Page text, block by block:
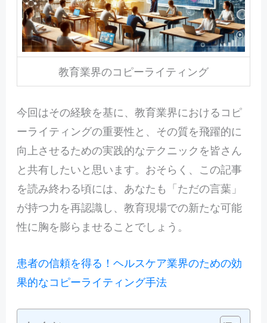
教育業界のコピーライティング
今回はその経験を基に、教育業界におけるコピ
ーライティングの重要性と、その質を飛躍的に
向上させるための実践的なテクニックを皆さん
と共有したいと思います。おそらく、この記事
を読み終わる頃には、あなたも「ただの言葉」
が持つ力を再認識し、教育現場での新たな可能
性に胸を膨らませることでしょう。
患者の信頼を得る！ヘルスケア業界のための効
果的なコピーライティング手法